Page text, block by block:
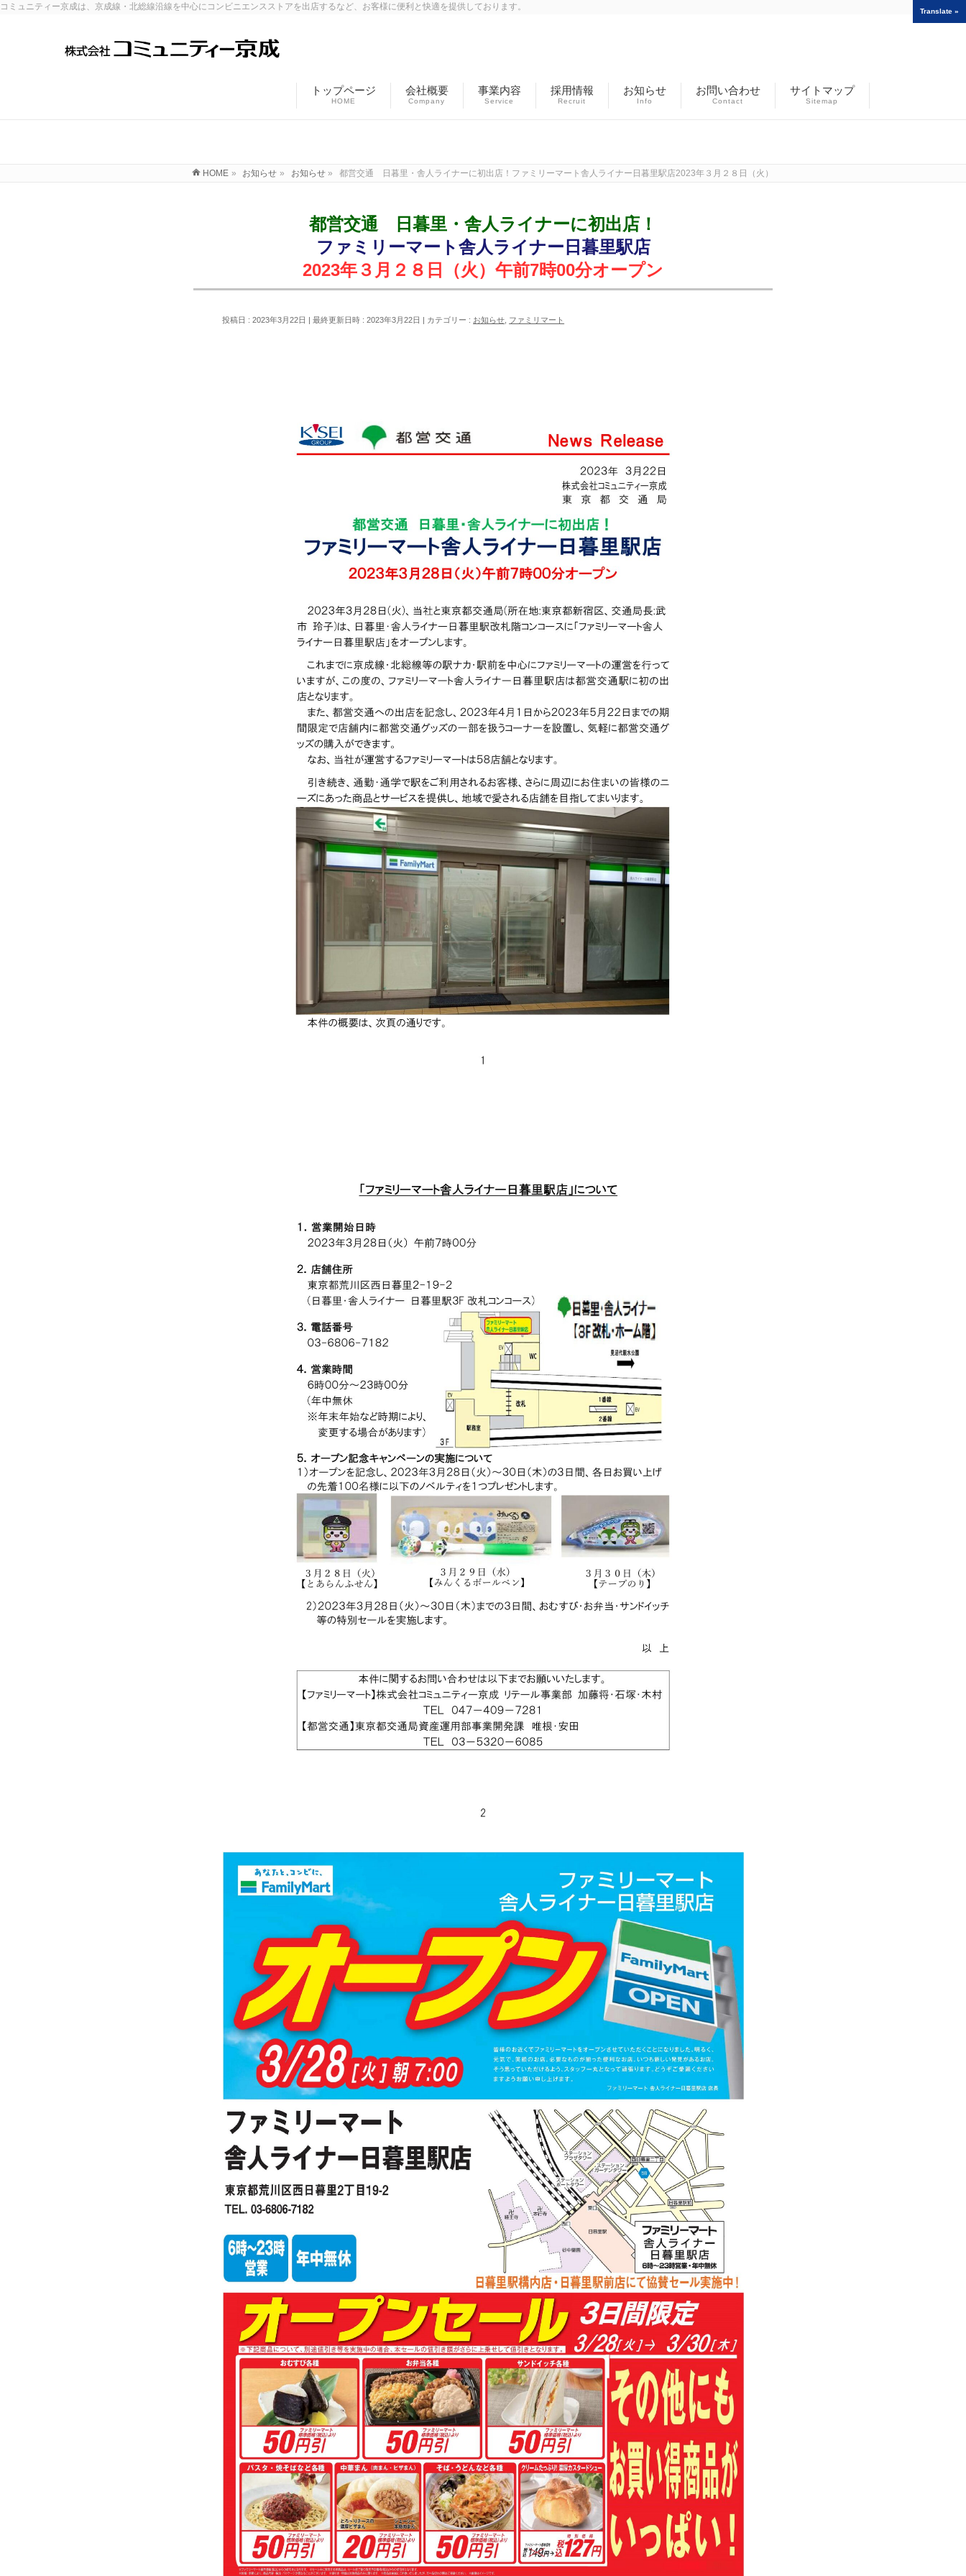
コミュニティー京成は、京成線・北総線沿線を中心にコンビニエンスストアを出店するなど、お客様に便利と快適を提供しております。
トップページ
HOME
会社概要
Company
事業内容
Service
採用情報
Recruit
お知らせ
Info
お問い合わせ
Contact
サイトマップ
Sitemap
HOME » お知らせ » お知らせ » 都営交通 日暮里・舎人ライナーに初出店！ファミリーマート舎人ライナー日暮里駅店2023年３月２８日（火）午前7時00分オープン
都営交通 日暮里・舎人ライナーに初出店！
ファミリーマート舎人ライナー日暮里駅店
2023年３月２８日（火）午前7時00分オープン
投稿日 : 2023年3月22日 最終更新日時 : 2023年3月22日 カテゴリー : お知らせ ファミリマート
Translate »